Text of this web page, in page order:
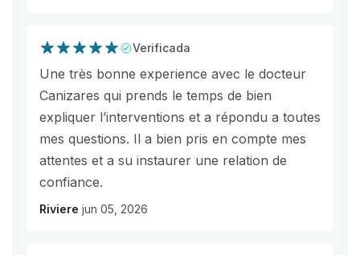
Verificada
Une très bonne experience avec le docteur
Canizares qui prends le temps de bien
expliquer l’interventions et a répondu a toutes
mes questions. Il a bien pris en compte mes
attentes et a su instaurer une relation de
confiance.
Riviere jun 05, 2026